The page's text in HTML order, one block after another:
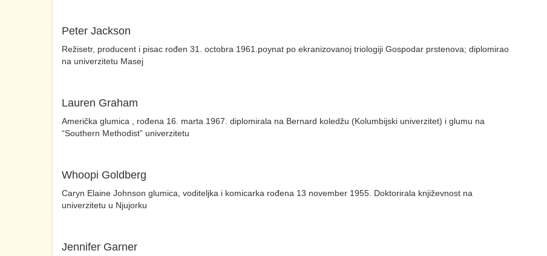
Peter Jackson
Režisetr, producent i pisac rođen 31. octobra 1961.poynat po ekranizovanoj triologiji Gospodar prstenova; diplomirao
na univerzitetu Masej
Lauren Graham
Američka glumica , rođena 16. marta 1967. diplomirala na Bernard koledžu (Kolumbijski univerzitet) i glumu na
“Southern Methodist” univerzitetu
Whoopi Goldberg
Caryn Elaine Johnson glumica, voditeljka i komicarka rođena 13 november 1955. Doktorirala književnost na
univerzitetu u Njujorku
Jennifer Garner